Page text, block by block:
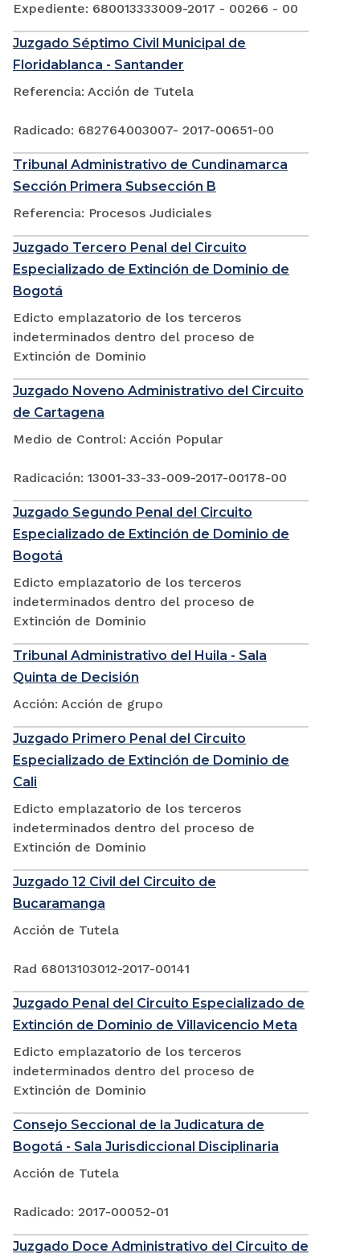
Expediente: 680013333009-2017 - 00266 - 00
Juzgado Séptimo Civil Municipal de
Floridablanca - Santander
Referencia: Acción de Tutela
Radicado: 682764003007- 2017-00651-00
Tribunal Administrativo de Cundinamarca
Sección Primera Subsección B
Referencia: Procesos Judiciales
Juzgado Tercero Penal del Circuito
Especializado de Extinción de Dominio de
Bogotá
Edicto emplazatorio de los terceros
indeterminados dentro del proceso de
Extinción de Dominio
Juzgado Noveno Administrativo del Circuito
de Cartagena
Medio de Control: Acción Popular
Radicación: 13001-33-33-009-2017-00178-00
Juzgado Segundo Penal del Circuito
Especializado de Extinción de Dominio de
Bogotá
Edicto emplazatorio de los terceros
indeterminados dentro del proceso de
Extinción de Dominio
Tribunal Administrativo del Huila - Sala
Quinta de Decisión
Acción: Acción de grupo
Juzgado Primero Penal del Circuito
Especializado de Extinción de Dominio de
Cali
Edicto emplazatorio de los terceros
indeterminados dentro del proceso de
Extinción de Dominio
Juzgado 12 Civil del Circuito de
Bucaramanga
Acción de Tutela
Rad 68013103012-2017-00141
Juzgado Penal del Circuito Especializado de
Extinción de Dominio de Villavicencio Meta
Edicto emplazatorio de los terceros
indeterminados dentro del proceso de
Extinción de Dominio
Consejo Seccional de la Judicatura de
Bogotá - Sala Jurisdiccional Disciplinaria
Acción de Tutela
Radicado: 2017-00052-01
Juzgado Doce Administrativo del Circuito de